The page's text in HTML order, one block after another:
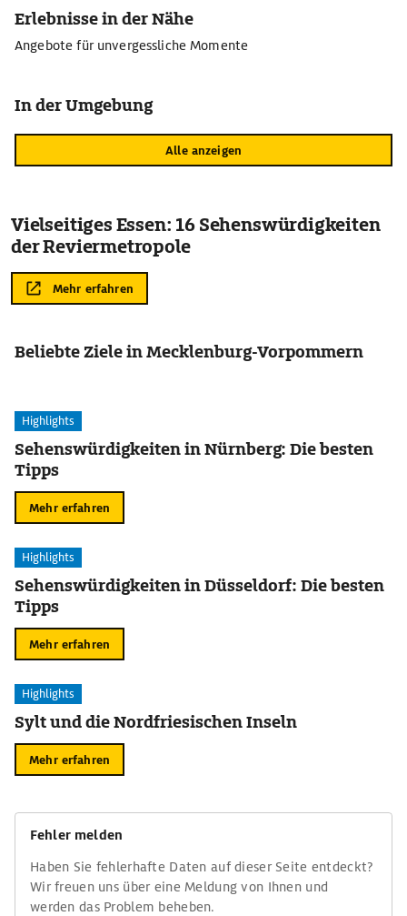
Erlebnisse in der Nähe
Angebote für unvergessliche Momente
In der Umgebung
Alle anzeigen
Vielseitiges Essen: 16 Sehenswürdigkeiten
der Reviermetropole
Mehr erfahren
Beliebte Ziele in Mecklenburg-Vorpommern
Highlights
Sehenswürdigkeiten in Nürnberg: Die besten
Tipps
Mehr erfahren
Highlights
Sehenswürdigkeiten in Düsseldorf: Die besten
Tipps
Mehr erfahren
Highlights
Sylt und die Nordfriesischen Inseln
Mehr erfahren
Fehler melden
Haben Sie fehlerhafte Daten auf dieser Seite entdeckt?
Wir freuen uns über eine Meldung von Ihnen und
werden das Problem beheben.